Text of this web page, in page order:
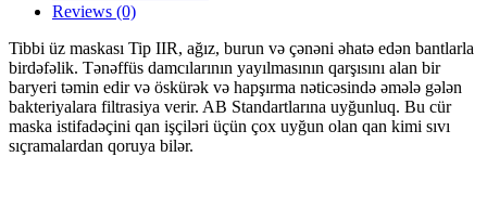
Reviews (0)
Tibbi üz maskası Tip IIR, ağız, burun və çənəni əhatə edən bantlarla
birdəfəlik. Tənəffüs damcılarının yayılmasının qarşısını alan bir
baryeri təmin edir və öskürək və hapşırma nəticəsində əmələ gələn
bakteriyalara filtrasiya verir. AB Standartlarına uyğunluq. Bu cür
maska istifadəçini qan işçiləri üçün çox uyğun olan qan kimi sıvı
sıçramalardan qoruya bilər.